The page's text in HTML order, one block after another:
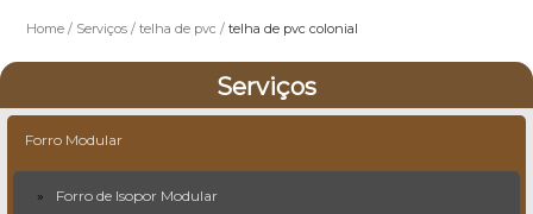
Home Serviços telha de pvc telha de pvc colonial
Serviços
Forro Modular
Forro de Isopor Modular